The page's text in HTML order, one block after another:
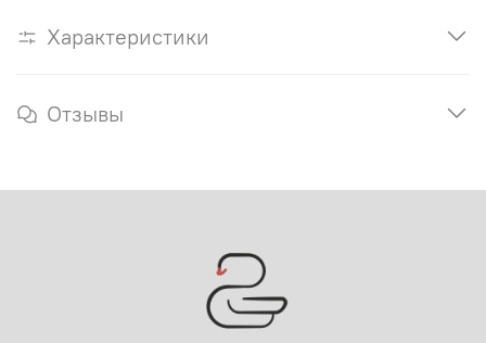
Характеристики
Отзывы